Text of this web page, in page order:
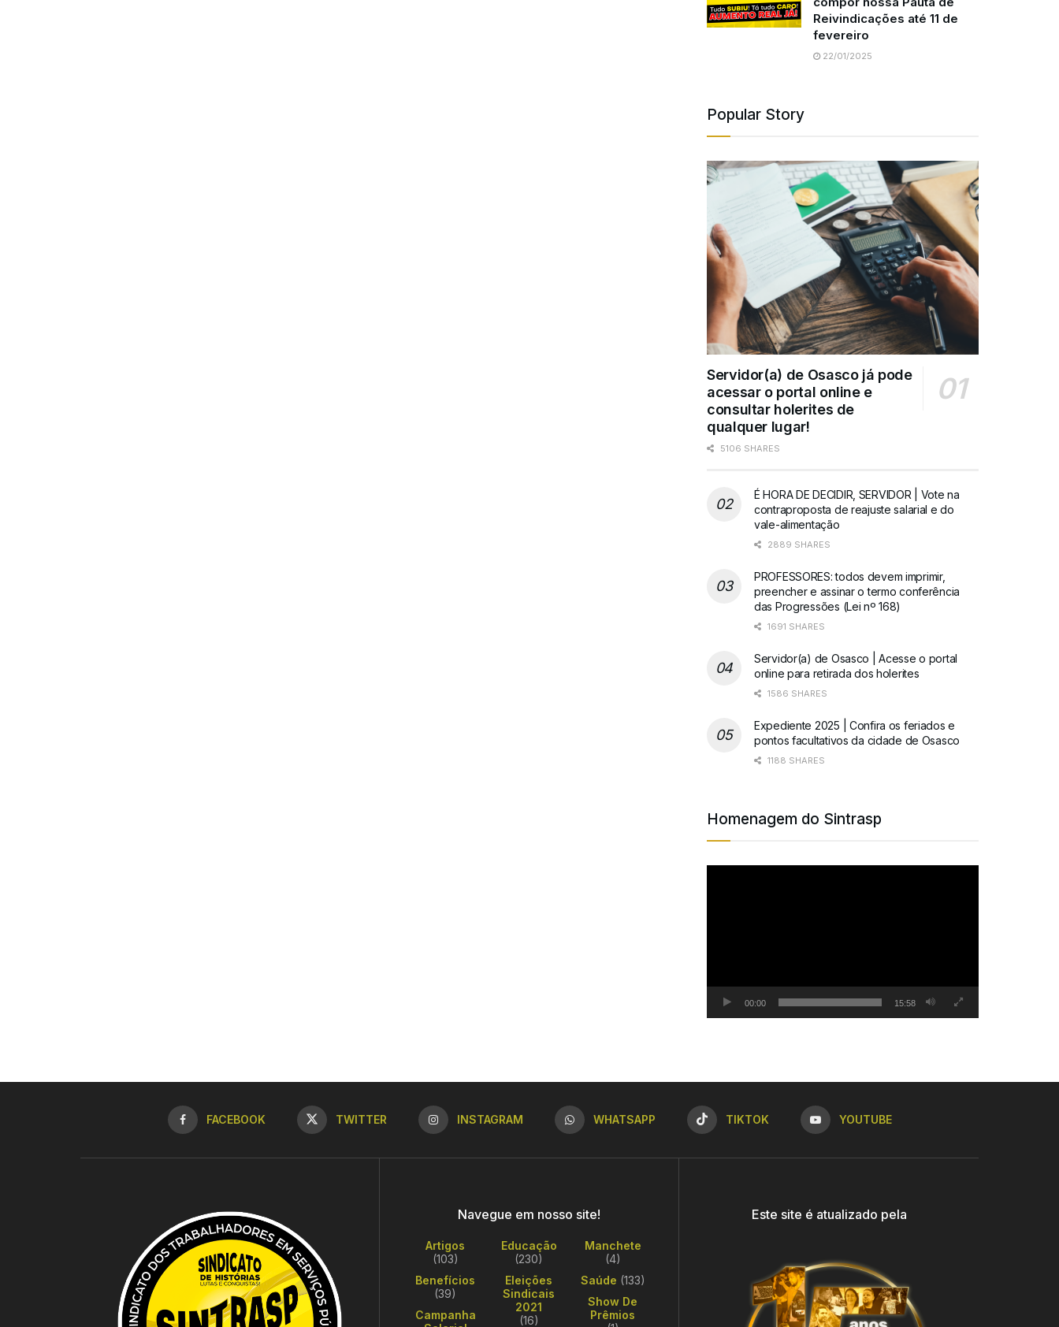
Reivindicações até 11 de
fevereiro
22/01/2025
Popular Story
Servidor(a) de Osasco já pode
acessar o portal online e
consultar holerites de
qualquer lugar!
5106 SHARES
É HORA DE DECIDIR, SERVIDOR | Vote na
contraproposta de reajuste salarial e do
vale-alimentação
2889 SHARES
PROFESSORES: todos devem imprimir,
preencher e assinar o termo conferência
das Progressões (Lei nº 168)
1691 SHARES
Servidor(a) de Osasco | Acesse o portal
online para retirada dos holerites
1586 SHARES
Expediente 2025 | Confira os feriados e
pontos facultativos da cidade de Osasco
1188 SHARES
Homenagem do Sintrasp
00:00 15:58
FACEBOOK TWITTER INSTAGRAM WHATSAPP TIKTOK YOUTUBE
Navegue em nosso site!
Artigos
(103)
Benefícios
(39)
Campanha
Educação
(230)
Eleições
Sindicais
2021
(16)
Manchete
(4)
Saúde (133)
Show De
Prêmios
Este site é atualizado pela